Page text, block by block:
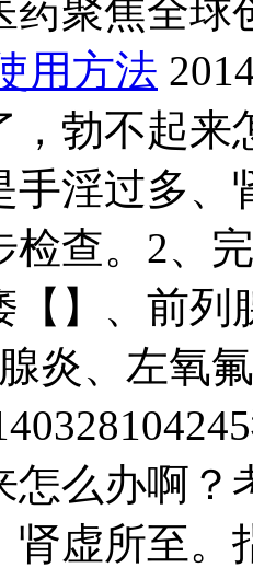
药聚焦全球
用方法
，勃不起来
手淫过多、
检查。2、
【】、前列
炎、左氧
怎么办啊
肾虚所至。